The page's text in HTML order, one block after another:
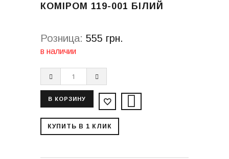
КОМІРОМ 119-001 БІЛИЙ
Розница: 555 грн.
в наличии
КУПИТЬ В 1 КЛИК